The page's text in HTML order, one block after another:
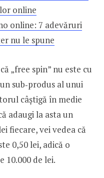
online
online: 7 adevăruri
nu le spune
„free spin” nu este cu
sub‑produs al unui
câștigă în medie
adaugi la asta un
fiecare, vei vedea că
0,50 lei, adică o
10.000 de lei.